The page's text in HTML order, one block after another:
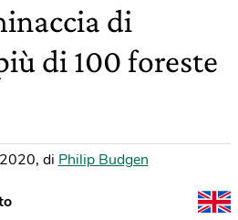
di
di 100 foreste
, di Philip Budgen